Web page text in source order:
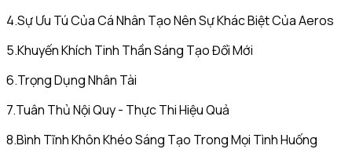
4.Sự Ưu Tú Của Cá Nhân Tạo Nên Sự Khác Biệt Của Aeros
5.Khuyến Khích Tinh Thần Sáng Tạo Đổi Mới
6.Trọng Dụng Nhân Tài
7.Tuân Thủ Nội Quy - Thực Thi Hiệu Quả
8.Bình Tĩnh Khôn Khéo Sáng Tạo Trong Mọi Tình Huống